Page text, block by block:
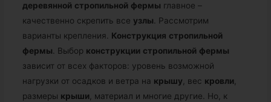
деревянной стропильной фермы главное –
качественно скрепить все узлы . Рассмотрим
варианты крепления. Конструкция стропильной
фермы . Выбор конструкции стропильной фермы
зависит от всех факторов: уровень возможной
нагрузки от осадков и ветра на крышу , вес кровли
размеры крыши , материал и многие другие. Но, к